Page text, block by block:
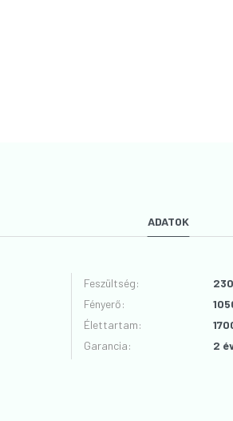
ADATOK
Feszültség:
Fényerő:
Élettartam:
Garancia: 2